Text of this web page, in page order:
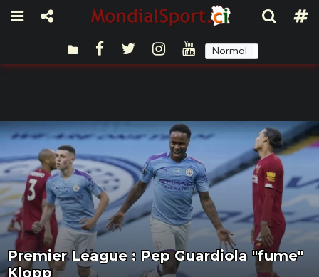
Normal
Premier League : Pep Guardiola "fume"
Klopp